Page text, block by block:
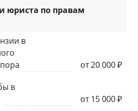
юриста по правам
в
от 20 000 ₽
в
от 15 000 ₽